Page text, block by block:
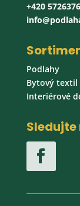
+420
Podlahy
Bytový textil
Interiérové
Sledujte